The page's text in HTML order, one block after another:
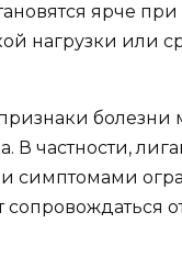
ярче
нагрузки или
болезни
В частности,
симптомами
сопровождаться